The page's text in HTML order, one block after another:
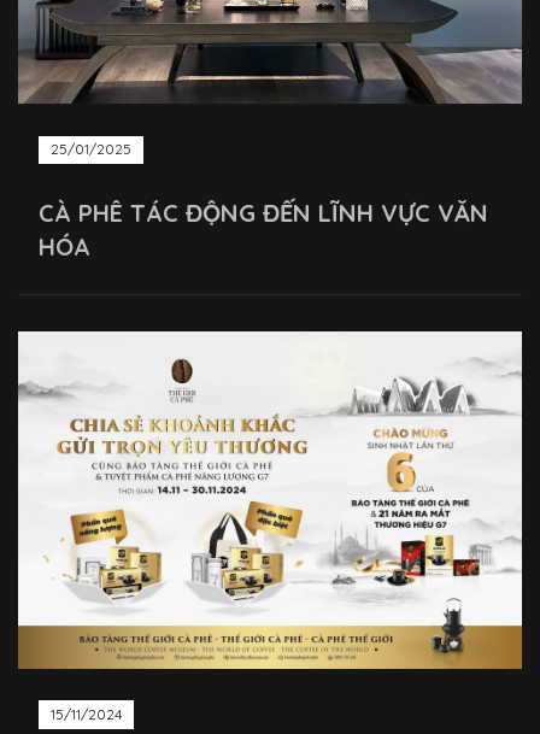
25/01/2025
CÀ PHÊ TÁC ĐỘNG ĐẾN LĨNH VỰC VĂN
HÓA
15/11/2024